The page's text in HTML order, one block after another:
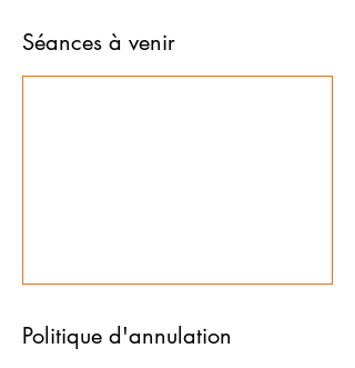
Séances à venir
Politique d'annulation